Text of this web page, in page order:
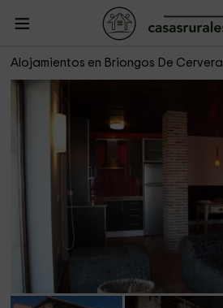
Alojamientos en Briongos De Cervera
Cinco Celemines Sur